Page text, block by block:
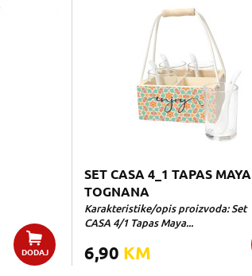
DODAJ
SET CASA 4_1 TAPAS MAYA
TOGNANA
Karakteristike/opis proizvoda: Set
CASA 4/1 Tapas Maya...
6,90 KM